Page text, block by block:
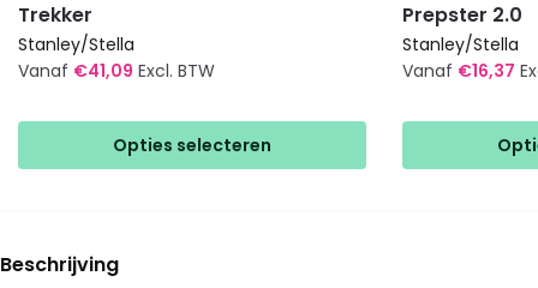
Trekker
Stanley/Stella
Vanaf €41,09 Excl. BTW
Opties selecteren
heeft
Deze
Prepster 2.0
Stanley/Stella
Vanaf €16,37
heeft
Beschrijving